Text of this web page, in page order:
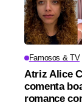
Famosos & TV
Atriz Alice
comenta
romance